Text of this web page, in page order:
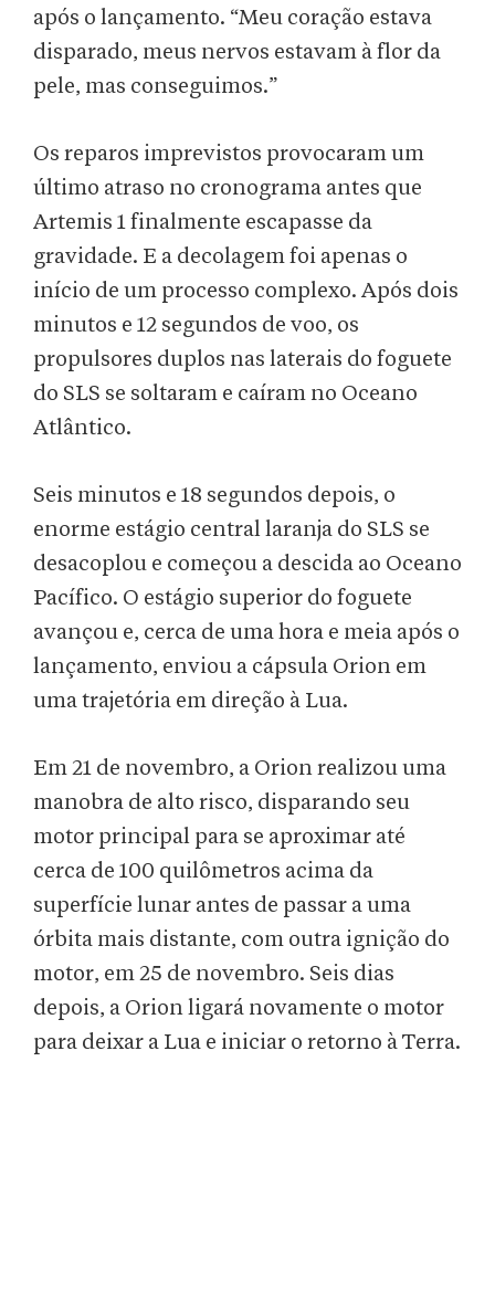
após o lançamento. “Meu coração estava
disparado, meus nervos estavam à flor da
pele, mas conseguimos.”
Os reparos imprevistos provocaram um
último atraso no cronograma antes que
Artemis 1 finalmente escapasse da
gravidade. E a decolagem foi apenas o
início de um processo complexo. Após dois
minutos e 12 segundos de voo, os
propulsores duplos nas laterais do foguete
do SLS se soltaram e caíram no Oceano
Atlântico.
Seis minutos e 18 segundos depois, o
enorme estágio central laranja do SLS se
desacoplou e começou a descida ao Oceano
Pacífico. O estágio superior do foguete
avançou e, cerca de uma hora e meia após o
lançamento, enviou a cápsula Orion em
uma trajetória em direção à Lua.
Em 21 de novembro, a Orion realizou uma
manobra de alto risco, disparando seu
motor principal para se aproximar até
cerca de 100 quilômetros acima da
superfície lunar antes de passar a uma
órbita mais distante, com outra ignição do
motor, em 25 de novembro. Seis dias
depois, a Orion ligará novamente o motor
para deixar a Lua e iniciar o retorno à Terra.